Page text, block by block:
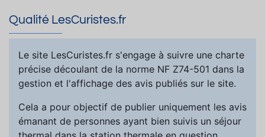
Qualité LesCuristes.fr
Le site LesCuristes.fr s'engage à suivre une charte
précise découlant de la norme NF Z74-501 dans la
gestion et l'affichage des avis publiés sur le site.
Cela a pour objectif de publier uniquement les avis
émanant de personnes ayant bien suivis un séjour